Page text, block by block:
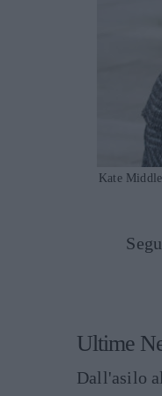
Kate
Ultime
Dall'asilo